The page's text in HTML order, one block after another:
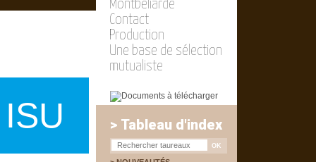
ISU
Montbéliarde
Contact
Production
Une base de sélection
mutualiste
> Tableau d'index